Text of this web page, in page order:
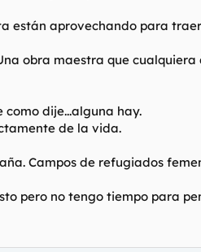
están aprovechando para
obra maestra que
dije...alguna hay.
de la vida.
Campos de refugiados
pero no tengo tiempo para